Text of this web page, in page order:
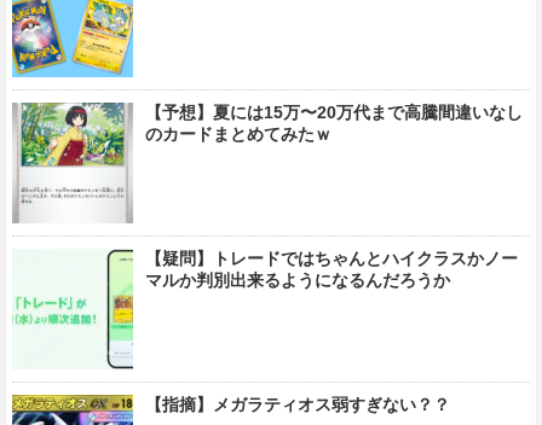
【予想】夏には15万〜20万代まで高騰間違いなし
のカードまとめてみたｗ
【疑問】トレードではちゃんとハイクラスかノー
マルか判別出来るようになるんだろうか
【指摘】メガラティオス弱すぎない？？